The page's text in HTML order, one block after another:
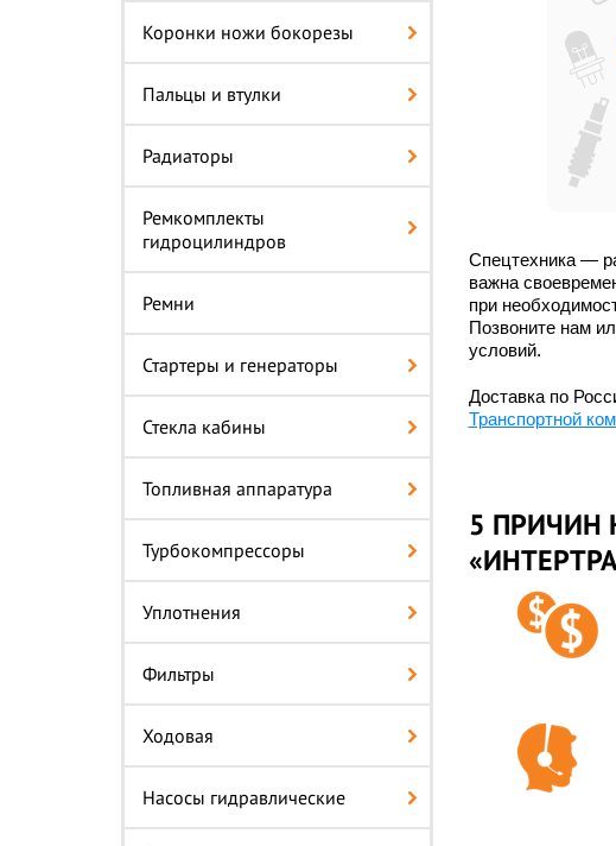
Коронки ножи бокорезы
Пальцы и втулки
Радиаторы
Ремкомплекты
гидроцилиндров
Ремни
Стартеры и генераторы
Стекла кабины
Топливная аппаратура
Турбокомпрессоры
Уплотнения
Фильтры
Ходовая
Насосы гидравлические
Спецтехника —
важна
при
Позвоните нам
условий.
Доставка по
Транспортной
5 ПРИЧИН